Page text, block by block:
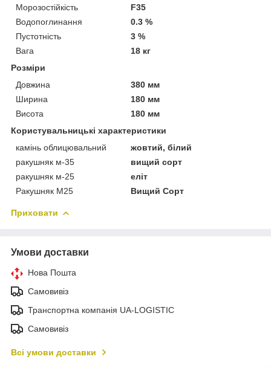
Морозостійкість
F35
Водопоглинання
0.3 %
Пустотність
3 %
Вага
18 кг
Розміри
Довжина
380 мм
Ширина
180 мм
Висота
180 мм
Користувальницькі характеристики
камінь облицювальний
жовтий, білий
ракушняк м-35
вищий сорт
ракушняк м-25
еліт
Ракушняк М25
Вищий Сорт
Приховати
Умови доставки
Нова Пошта
Самовивіз
Транспортна компанія UA-LOGISTIC
Самовивіз
Всі умови доставки